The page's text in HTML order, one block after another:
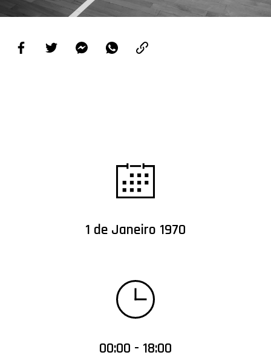
PROJETOS
LIGA BETCLIC MASCULINA
1 de Janeiro 1970
00:00 - 18:00